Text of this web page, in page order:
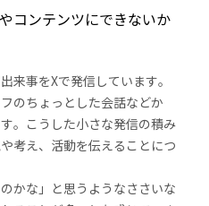
コンテンツにできないか
来事をXで発信しています。
のちょっとした会話などか
。こうした小さな発信の積み
考え、活動を伝えることにつ
かな」と思うようなささいな